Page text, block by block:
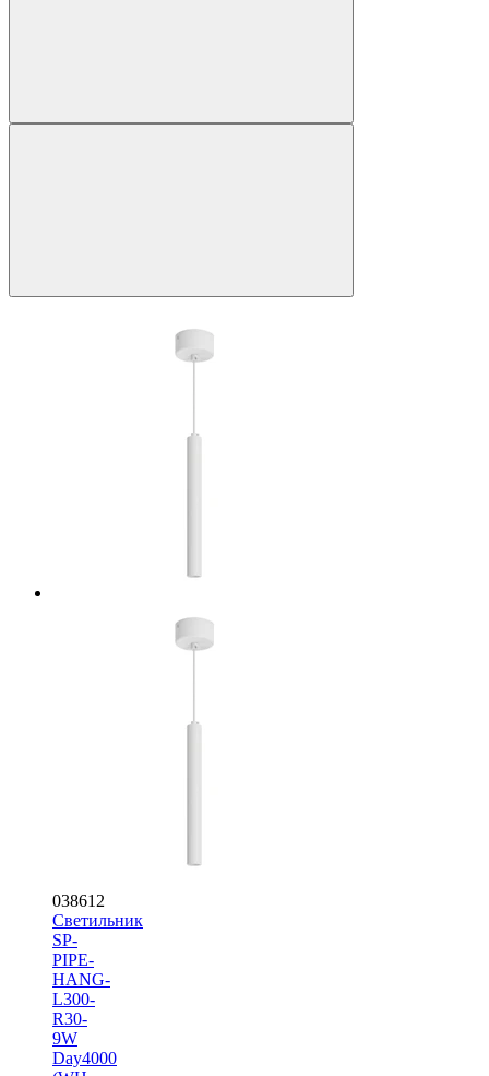
038612
Светильник
SP-
PIPE-
HANG-
L300-
R30-
9W
Day4000